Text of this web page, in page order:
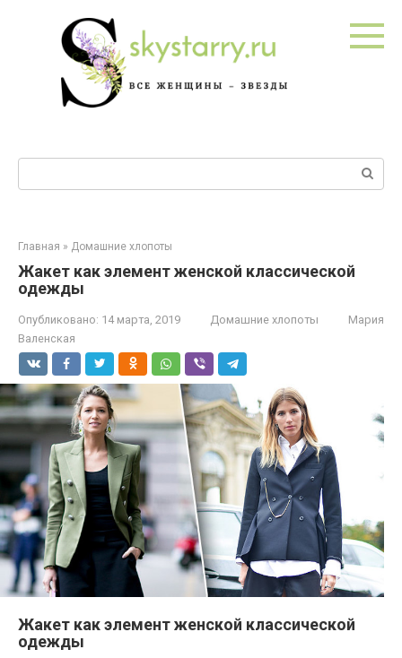
Поиск:
Главная » Домашние хлопоты
Жакет как элемент женской классической
одежды
Опубликовано: 14 марта, 2019 Домашние хлопоты
Мария
Валенская
Жакет как элемент женской классической
одежды